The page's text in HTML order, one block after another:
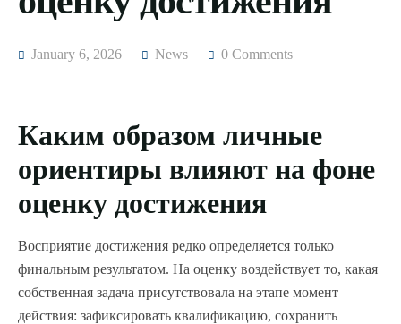
January 6, 2026 News 0 Comments
Каким образом личные
ориентиры влияют на фоне
оценку достижения
Восприятие достижения редко определяется только
финальным результатом. На оценку воздействует то, какая
собственная задача присутствовала на этапе момент
действия: зафиксировать квалификацию, сохранить